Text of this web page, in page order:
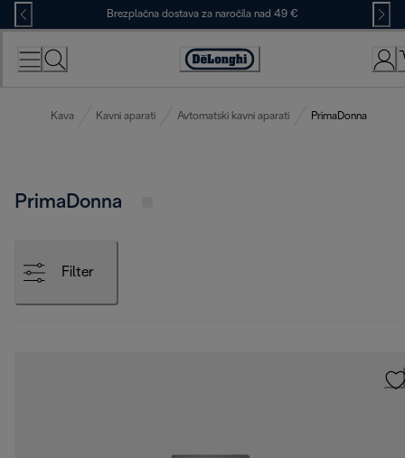
Skip
to
Content
Brezplačna dostava za naročila nad 49 €
Accessibility
Kava Kavni aparati Avtomatski kavni aparati PrimaDonna
PrimaDonna
Filter